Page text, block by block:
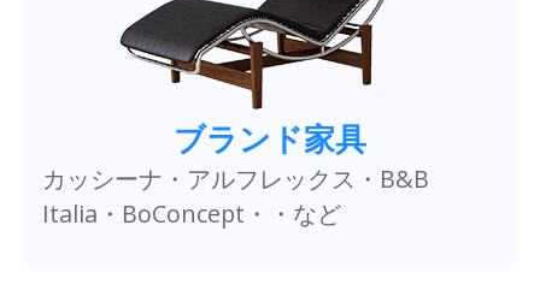
ブランド家具
カッシーナ・アルフレックス・B&B
Italia・BoConcept・・など